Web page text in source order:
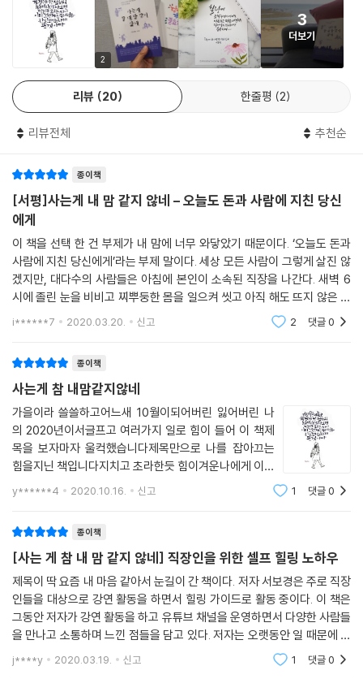
04. 백수는 황금기다
05. 인생의 나침반이 필요할 때
06. 고성능에 투자해라
07. 자존감 높은 백수로 사는 법
08. 갑질을 당해도 돈을 벌고 싶다면
09. 도전의 재해석
10. 당신 주위에 백수가 있다면
9부. 힐링이 필요한 당신
02. 몸에서 보내는 신호 간과하지 마세요.
03. 과연 여행만 간다고 힐링이 될까?
04. 숨 쉴 구멍이 필요해
05. 잠자는 시간이 아깝다고?
06. 전략적 발산이 필요해
07. 힐링은 해석이다.
08. 직장인 92.8%가 노잼 시기를 겪는다.
10. 최고의 힐링은?
에필로그
음이 서로 그 시간을 맞춰놓고 그 시간만큼은 그렇게 합시다! 라고 약속을
하는 수밖에는 없다. 그렇게 하더라도 아마도 몇몇은 그 시간마저도 지키
지 않을 것이다. 우리의 마음이 그렇다. 남의 입장을 배려하고 이해하는
것? 참으로 어려운 일이 아닐 수 없다. 그렇지만 우린 지금 우리가 살고 있
는 이 세상에서 가장 필요한 것이 타인에 대한 배려와 이해라 생각한다.
처음 작가와의 만남에서 이러한 생각을 함께 공감할 수 있었다. 서보경 작
주며 그들에게 위로가 되어줄 수 있는 내용들이다. 특히 크게 갑과 을로 나
뉘어져 있는 우리사회에서 매일 매일 마음에 상처를 받으며 하루를 살아가
는 이들에게 퇴근 후 맥주한잔 하며 읽을 때 입가에 작은 미소가 지어지기
를 바란다.
얼마나 힘들까! 오늘 하루가 끝났지만 내일이 두렵기도 할 것이다. 그렇지
만 내편이 있기에 내일 하루도 웃으며 살아갈수 있을 것이다. 이 책은 바로
당신 편이거든요. 이렇게 꿋꿋히 살아가는 이들에게 힘이 되어 줄 책 ‘사는
게 참 내 맘 같지 않네’ 여러분에게 친구가 되어줄 것입니다.
나는 직장 생활 7년차인 직장인이다. 그동안 정말 다양한 사람들을 만나왔
음에도 여전히 소통이 어려울 때가 있다. 이 책은 상하간의 입장 차이와 중
간자가 겪는 고충을 다른 각도에서 담백하게 해석하여 인간관계로 지친 마
음을 달래준다. 이 책은 사람 때문에 힘 빠지는 직장인의 마음을 대변해주
는 사이다 같은 책이라 확신한다.
- 김수헌 (현대중공업 대리)
2
3
더보기
리뷰 20 한줄평 2
리뷰전체 추천순
종이책
[서평]사는게 내 맘 같지 않네 – 오늘도 돈과 사람에 지친 당신
에게
이 책을 선택 한 건 부제가 내 맘에 너무 와닿았기 때문이다. ‘오늘도 돈과
사람에 지친 당신에게’라는 부제 말이다. 세상 모든 사람이 그렇게 살진 않
겠지만, 대다수의 사람들은 아침에 본인이 소속된 직장을 나간다. 새벽 6
시에 졸린 눈을 비비고 찌뿌둥한 몸을 일으켜 씻고 아직 해도 뜨지 않은 그
어두운 길을 쓸쓸히 나가는 직장인. 회사에 도착하여 어색한 미소를 띄우
i******7 2020.03.20. 신고 2 댓글0
종이책
사는게 참 내맘같지않네
가을이라 쓸쓸하고어느새 10월이되어버린 잃어버린 나
의 2020년이서글프고 여러가지 일로 힘이 들어 이 책제
목을 보자마자 울컥했습니다제목만으로 나를 잡아끄는
힘을지닌 책입니다지치고 초라한듯 힘이겨운나에게 이책
쭈글해진듯 그런데 이책은 나만 그런게 아니란걸 토닥토
y******4 2020.10.16. 신고 1 댓글0
종이책
[사는 게 참 내 맘 같지 않네] 직장인을 위한 셀프 힐링 노하우
제목이 딱 요즘 내 마음 같아서 눈길이 간 책이다. 저자 서보경은 주로 직장
인들을 대상으로 강연 활동을 하면서 힐링 가이드로 활동 중이다. 이 책은
그동안 저자가 강연 활동을 하고 유튜브 채널을 운영하면서 다양한 사람들
을 만나고 소통하며 느낀 점들을 담고 있다. 저자는 오랫동안 일 때문에 많
은 고민을 했다. 일을 맡으면 남들의 기대보다 잘하고 싶어서 고민하고, 일
을 하고 나
j****y 2020.03.19. 신고 1 댓글0